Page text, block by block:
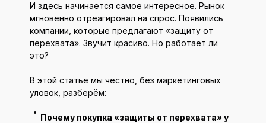
И здесь начинается самое интересное. Рынок
мгновенно отреагировал на спрос. Появились
компании, которые предлагают «защиту от
перехвата». Звучит красиво. Но работает ли
это?
В этой статье мы честно, без маркетинговых
уловок, разберём:
Почему покупка «защиты от перехвата» у